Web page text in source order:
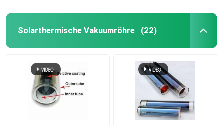
Solarthermische Vakuumröhre (22)